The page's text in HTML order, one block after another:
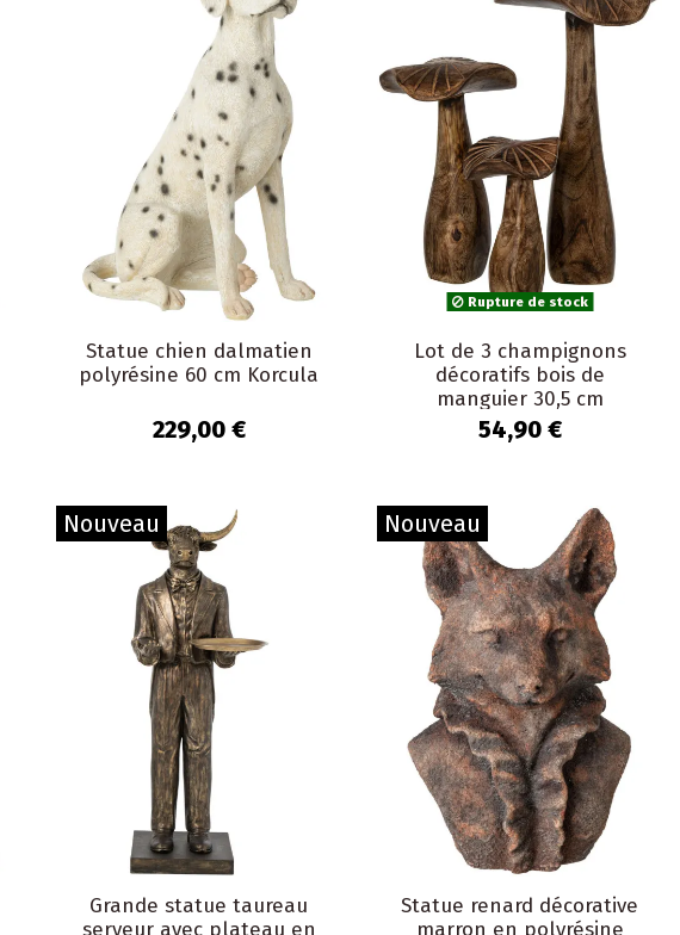
Statue chien dalmatien
polyrésine 60 cm Korcula
229,00 €
Rupture de stock
Lot de 3 champignons
décoratifs bois de
manguier 30,5 cm
Aurland
54,90 €
Nouveau
Grande statue taureau
Nouveau
Statue renard décorative